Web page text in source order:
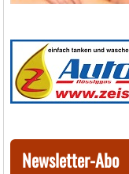
Newsletter-Abo